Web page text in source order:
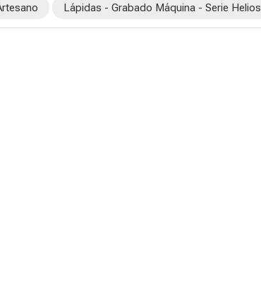
Lápidas - Grabado Máquina - Serie Helios